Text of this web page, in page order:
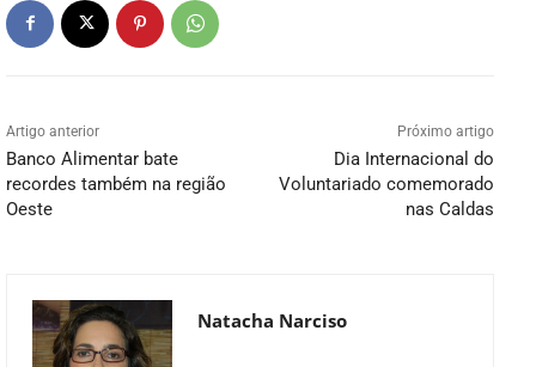
Artigo anterior
Banco Alimentar bate
recordes também na região
Oeste
Próximo artigo
Dia Internacional do
Voluntariado comemorado
nas Caldas
Natacha Narciso